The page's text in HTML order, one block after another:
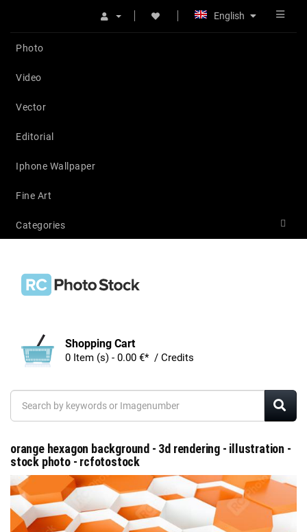
English
Photo
Video
Vector
Editorial
Iphone Wallpaper
Fine Art
Categories
Shopping Cart
0 Item (s) - 0.00 €* / Credits
orange hexagon background - 3d rendering - illustration -
stock photo - rcfotostock